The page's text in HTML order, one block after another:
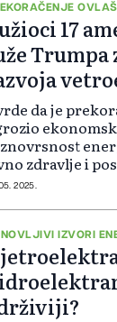
17
Trumpa
da je
zdravlje i
Traže da
2025.
IZVORI